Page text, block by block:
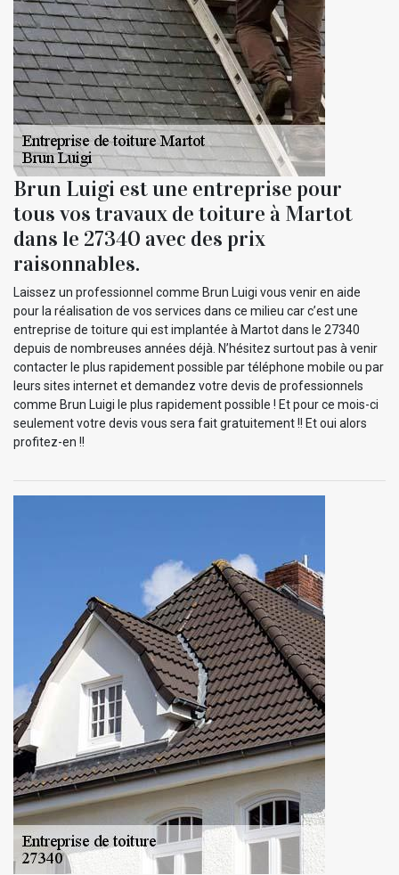
Brun Luigi est une entreprise pour
tous vos travaux de toiture à Martot
dans le 27340 avec des prix
raisonnables.
Laissez un professionnel comme Brun Luigi vous venir en aide
pour la réalisation de vos services dans ce milieu car c’est une
entreprise de toiture qui est implantée à Martot dans le 27340
depuis de nombreuses années déjà. N’hésitez surtout pas à venir
contacter le plus rapidement possible par téléphone mobile ou par
leurs sites internet et demandez votre devis de professionnels
comme Brun Luigi le plus rapidement possible ! Et pour ce mois-ci
seulement votre devis vous sera fait gratuitement !! Et oui alors
profitez-en !!